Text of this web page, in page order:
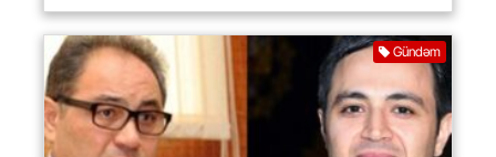
Gündəm